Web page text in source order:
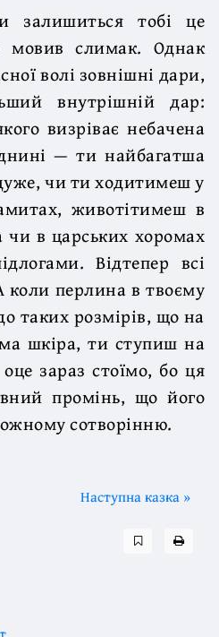
залишиться тобі це
мовив слимак. Однак
волі зовнішні дари,
внутрішній дар:
визріває небачена
— ти найбагатша
чи ти ходитимеш у
животітимеш в
чи в царських хоромах
Відтепер всі
коли перлина в твоєму
таких розмірів, що на
шкіра, ти ступиш на
зараз стоїмо, бо ця
промінь, що його
сотворінню.
Наступна казка »